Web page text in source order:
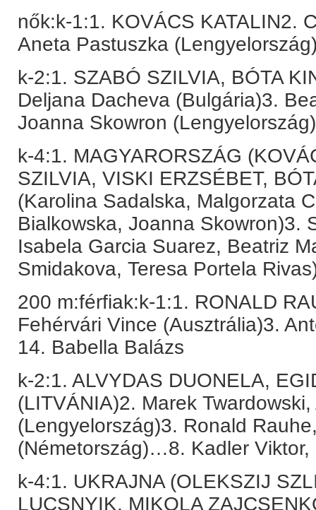
nők:k-1:1. KOVÁCS KATALIN2.
Aneta Pastuszka
k-2:1. SZABÓ SZILVIA, BÓTA
Deljana Dacheva (Bulgária)3.
Joanna Skowron (Lengyelország)
k-4:1. MAGYARORSZÁG
SZILVIA, VISKI ERZSÉBET,
(Karolina Sadalska, Malgorzata
Bialkowska, Joanna Skowron)3.
Isabela Garcia Suarez, Beatriz
Smidakova, Teresa Portela
200 m:férfiak:k-1:1. RONALD
Fehérvári Vince (Ausztrália)3.
14. Babella Balázs
k-2:1. ALVYDAS DUONELA,
(LITVÁNIA)2. Marek
(Lengyelország)3. Ronald
(Németország)…8. Kadler Viktor,
k-4:1. UKRAJNA (OLEKSZIJ
LUCSNYIK, MIKOLA